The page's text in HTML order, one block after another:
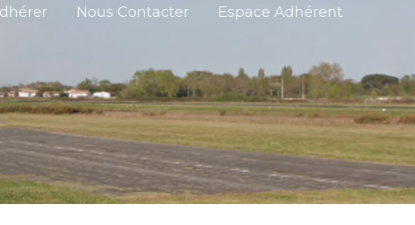
Nous Contacter Espace Adhérent